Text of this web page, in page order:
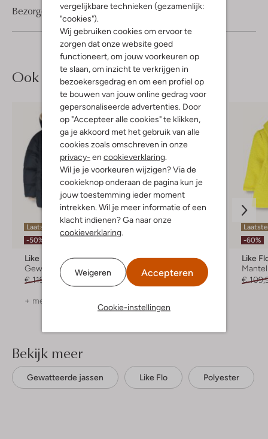
vergelijkbare technieken (gezamenlijk:
"cookies").
Wij gebruiken cookies om ervoor te
zorgen dat onze website goed
functioneert, om jouw voorkeuren op
te slaan, om inzicht te verkrijgen in
bezoekersgedrag en om een profiel op
te bouwen van jouw online gedrag voor
gepersonaliseerde advertenties. Door
op "Accepteer alle cookies" te klikken,
ga je akkoord met het gebruik van alle
cookies zoals omschreven in onze
privacy- en cookieverklaring.
Wil je je voorkeuren wijzigen? Via de
cookieknop onderaan de pagina kun je
jouw toestemming ieder moment
intrekken. Wil je meer informatie of een
klacht indienen? Ga naar onze
cookieverklaring.
Weigeren Accepteren
Cookie-instellingen
Bezorgen & retourneren
Ook iets voor jou?
Laatste items
-50%
Like Flo
Gewatteerde jas
€ 119,95
€ 59,99
+ meer kleuren
Like Flo
Gewatteerde jas
€ 119,95 € 59,99
-60%
Like
Mantel
€
Bekijk meer
Gewatteerde jassen Like Flo Polyester